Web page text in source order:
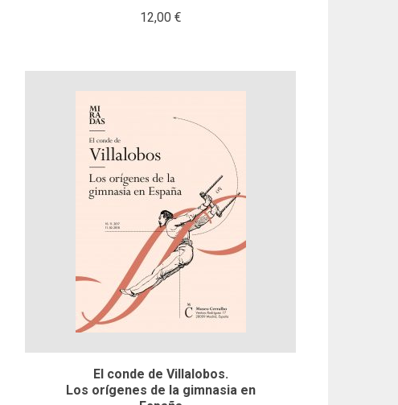
12,00 €
El conde de Villalobos.
Los orígenes de la gimnasia en